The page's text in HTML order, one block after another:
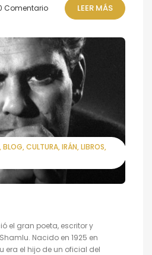
Comentario LEER MÁS
BLOG CULTURA IRÁN LIBROS
el gran poeta, escritor y
Nacido en 1925 en
era el hijo de un oficial del